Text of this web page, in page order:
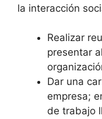
la interacción
Realizar
presentar
Dar una
empresa;
de trabajo